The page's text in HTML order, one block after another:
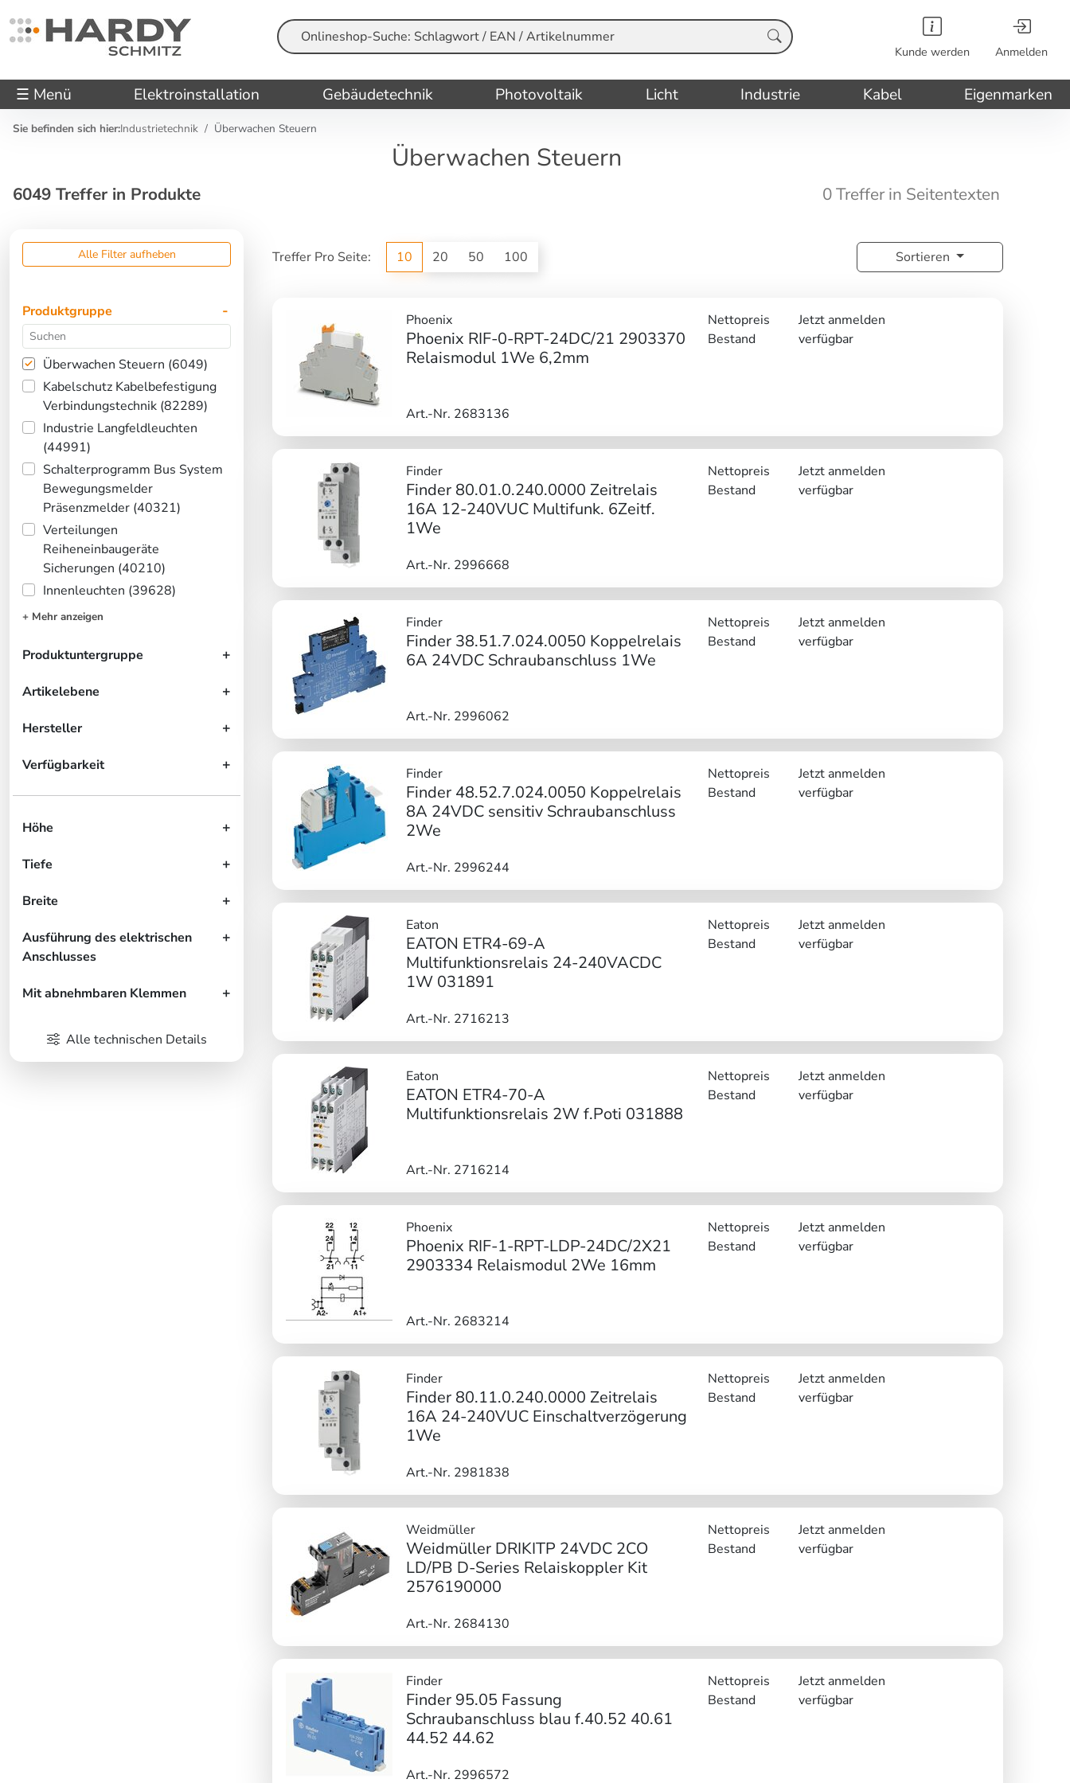
Suche Kunde werden Anmelden
☰ Menü Elektroinstallation Gebäudetechnik Photovoltaik Licht Industrie Kabel Eigenmarken
Sie befinden sich hier:Industrietechnik Überwachen Steuern
Überwachen Steuern
6049 Treffer in Produkte 0 Treffer in Seitentexten
Alle Filter aufheben
Produktgruppe
Überwachen Steuern (6049)
Kabelschutz Kabelbefestigung
Verbindungstechnik (82289)
Industrie Langfeldleuchten
(44991)
Schalterprogramm Bus System
Bewegungsmelder
Präsenzmelder (40321)
Verteilungen
Reiheneinbaugeräte
Sicherungen (40210)
Innenleuchten (39628)
+ Mehr anzeigen
Produktuntergruppe
Artikelebene
Hersteller
Verfügbarkeit
Höhe
Tiefe
Breite
Ausführung des elektrischen
Anschlusses
Mit abnehmbaren Klemmen
Alle technischen Details
Treffer Pro Seite: 10 20 50 100 Sortieren
Phoenix
Phoenix RIF-0-RPT-24DC/21 2903370
Relaismodul 1We 6,2mm
Art.-Nr. 2683136
Nettopreis
Jetzt anmelden
Bestand
verfügbar
Finder
Finder 80.01.0.240.0000 Zeitrelais
16A 12-240VUC Multifunk. 6Zeitf.
1We
Art.-Nr. 2996668
Nettopreis
Jetzt anmelden
Bestand
verfügbar
Finder
Finder 38.51.7.024.0050 Koppelrelais
6A 24VDC Schraubanschluss 1We
Art.-Nr. 2996062
Nettopreis
Jetzt anmelden
Bestand
verfügbar
Finder
Finder 48.52.7.024.0050 Koppelrelais
8A 24VDC sensitiv Schraubanschluss
2We
Art.-Nr. 2996244
Nettopreis
Jetzt anmelden
Bestand
verfügbar
Eaton
EATON ETR4-69-A
Multifunktionsrelais 24-240VACDC
1W 031891
Art.-Nr. 2716213
Nettopreis
Jetzt anmelden
Bestand
verfügbar
Eaton
EATON ETR4-70-A
Multifunktionsrelais 2W f.Poti 031888
Art.-Nr. 2716214
Nettopreis
Jetzt anmelden
Bestand
verfügbar
Phoenix
Phoenix RIF-1-RPT-LDP-24DC/2X21
2903334 Relaismodul 2We 16mm
Art.-Nr. 2683214
Nettopreis
Jetzt anmelden
Bestand
verfügbar
Finder
Finder 80.11.0.240.0000 Zeitrelais
16A 24-240VUC Einschaltverzögerung
1We
Art.-Nr. 2981838
Nettopreis
Jetzt anmelden
Bestand
verfügbar
Weidmüller
Weidmüller DRIKITP 24VDC 2CO
LD/PB D-Series Relaiskoppler Kit
2576190000
Art.-Nr. 2684130
Nettopreis
Jetzt anmelden
Bestand
verfügbar
Finder
Finder 95.05 Fassung
Schraubanschluss blau f.40.52 40.61
44.52 44.62
Art.-Nr. 2996572
Nettopreis
Jetzt anmelden
Bestand
verfügbar